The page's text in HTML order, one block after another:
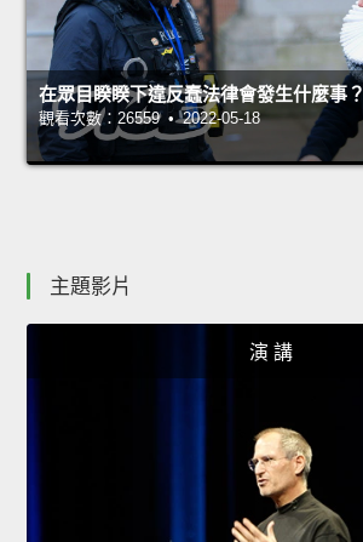
在眾目睽睽下違反蠢法律會發生什麼事？
觀看次數：26559 • 2022-05-18
主題影片
演 講